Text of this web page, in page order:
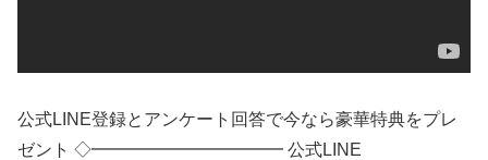
公式LINE登録とアンケート回答で今なら豪華特典をプレ
ゼント ◇━━━━━━━━━━━ 公式LINE